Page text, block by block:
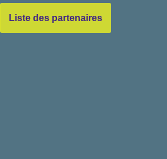
Liste des partenaires